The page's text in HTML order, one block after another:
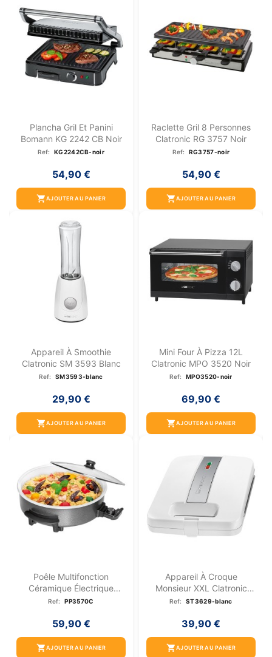
Plancha Gril Et Panini
Bomann KG 2242 CB Noir
Ref: KG2242CB-noir
54,90 €
shopping_cartAJOUTER AU PANIER
Raclette Gril 8 Personnes
Clatronic RG 3757 Noir
Ref: RG3757-noir
54,90 €
shopping_cartAJOUTER AU PANIER
Appareil À Smoothie
Clatronic SM 3593 Blanc
Ref: SM3593-blanc
29,90 €
shopping_cartAJOUTER AU PANIER
Mini Four À Pizza 12L
Clatronic MPO 3520 Noir
Ref: MPO3520-noir
69,90 €
shopping_cartAJOUTER AU PANIER
Poêle Multifonction
Céramique Électrique
XXL...
Ref: PP3570C
59,90 €
shopping_cartAJOUTER AU PANIER
Appareil À Croque
Monsieur XXL Clatronic
ST...
Ref: ST3629-blanc
39,90 €
shopping_cartAJOUTER AU PANIER